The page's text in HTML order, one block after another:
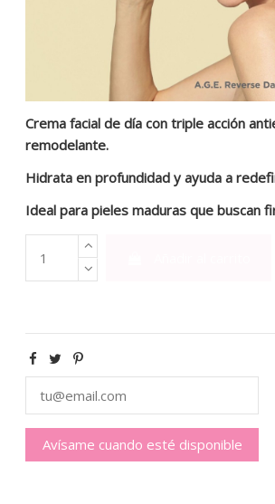
Crema facial de día con triple acción
remodelante.
Hidrata en profundidad y ayuda a
Ideal para pieles maduras que buscan